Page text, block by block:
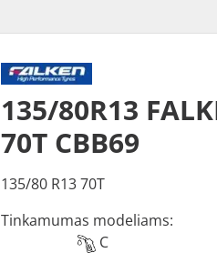
135/80R13
70T CBB69
135/80 R13 70T
Tinkamumas modeliams:
C